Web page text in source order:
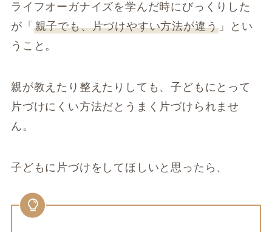
ライフオーガナイズを学んだ時にびっくりした
が「 親子でも、片づけやすい方法が違う 」とい
うこと。
親が教えたり整えたりしても、子どもにとって
片づけにくい方法だとうまく片づけられませ
ん。
子どもに片づけをしてほしいと思ったら、